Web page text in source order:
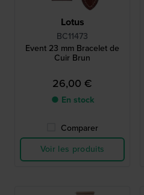
Lotus
BC11473
Event 23 mm Bracelet de
Cuir Brun
26,00 €
● En stock
Comparer
Voir les produits